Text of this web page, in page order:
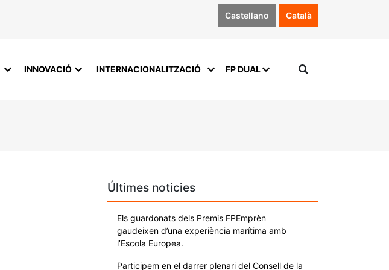
Castellano Català
INNOVACIÓ INTERNACIONALITZACIÓ FP DUAL
Últimes noticies
Els guardonats dels Premis FPEmprèn
gaudeixen d’una experiència marítima amb
l’Escola Europea.
Participem en el darrer plenari del Consell de la